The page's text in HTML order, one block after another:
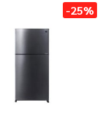
-25%